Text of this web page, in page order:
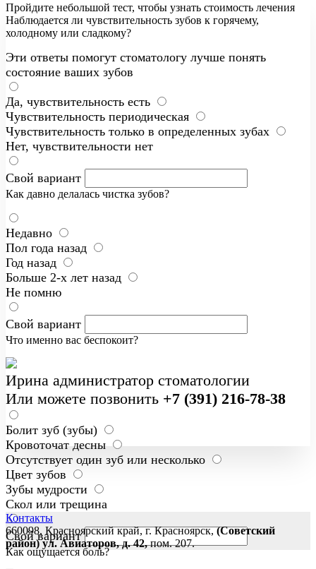
Пройдите небольшой тест, чтобы узнать стоимость лечения
Наблюдается ли чувствительность зубов к горячему,
холодному или сладкому?
Эти ответы помогут стоматологу лучше понять
состояние ваших зубов
Да, чувствительность есть
Чувствительность периодическая
Чувствительность только в определенных зубах
Нет, чувствительности нет
Свой вариант
Как давно делалась чистка зубов?
Недавно
Пол года назад
Год назад
Больше 2-х лет назад
Не помню
Свой вариант
Что именно вас беспокоит?
Ирина администратор стоматологии
Или можете позвонить +7 (391) 216-78-38
Болит зуб (зубы)
Кровоточат десны
Отсутствует один зуб или несколько
Цвет зубов
Зубы мудрости
Скол или трещина
Свой вариант
Как ощущается боль?
Контакты
660098, Красноярский край, г. Красноярск,(Советский
район) ул. Авиаторов, д. 42,пом. 207.